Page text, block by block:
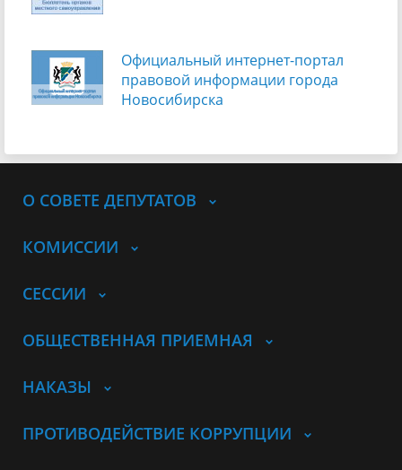
Официальный интернет-портал
правовой информации города
Новосибирска
О СОВЕТЕ ДЕПУТАТОВ
КОМИССИИ
СЕССИИ
ОБЩЕСТВЕННАЯ ПРИЕМНАЯ
НАКАЗЫ
ПРОТИВОДЕЙСТВИЕ КОРРУПЦИИ